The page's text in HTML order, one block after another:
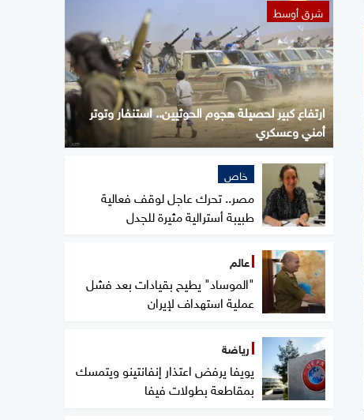
شرق أوسط
ارتفاع كبير لحصيلة هجوم الحوثيين.. استنفار وتوتر
أمني وعسكري
خاص
مصر.. تحرك عاجل لوقف فعالية
طبيبة أسترالية مثيرة للجدل
عالم
"الموساد" يطيح بقيادات بعد فشل
عملية استهداف لإيران
رياضة
يويفا يرفض اعتذار إنفانتينو ويتمسك
بمقاطعة بطولات فيفا